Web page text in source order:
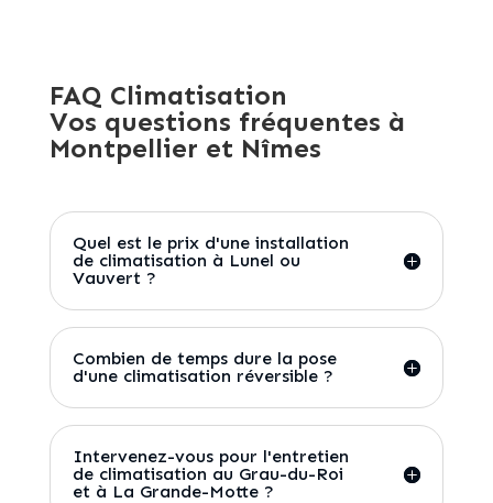
FAQ Climatisation
Vos questions fréquentes à
Montpellier et Nîmes
Quel est le prix d'une installation
de climatisation à Lunel ou
Vauvert ?
Combien de temps dure la pose
d'une climatisation réversible ?
Intervenez-vous pour l'entretien
de climatisation au Grau-du-Roi
et à La Grande-Motte ?